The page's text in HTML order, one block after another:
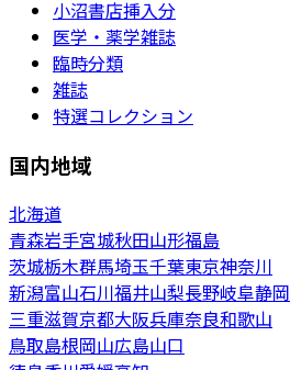
小沼書店挿入分
医学・薬学雑誌
臨時分類
雑誌
特選コレクション
国内地域
北海道
青森岩手宮城秋田山形福島
茨城栃木群馬埼玉千葉東京神奈川
新潟富山石川福井山梨長野岐阜静岡
三重滋賀京都大阪兵庫奈良和歌山
鳥取島根岡山広島山口